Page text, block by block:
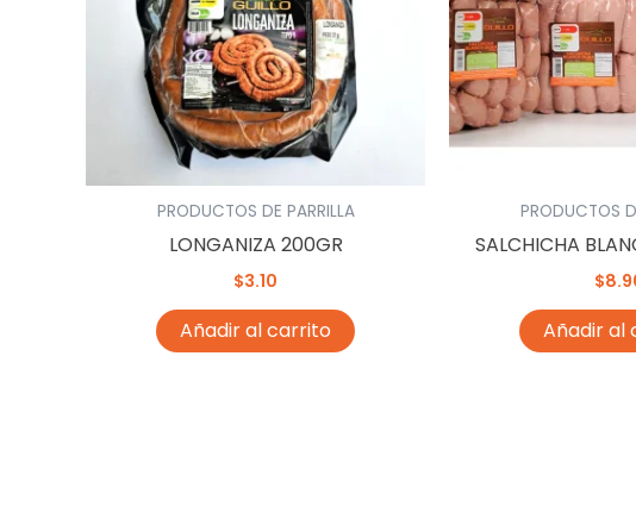
PRODUCTOS DE PARRILLA
LONGANIZA 200GR
$3.10
Añadir al carrito
PRODUCTOS
SALCHICHA
$
Añadir al